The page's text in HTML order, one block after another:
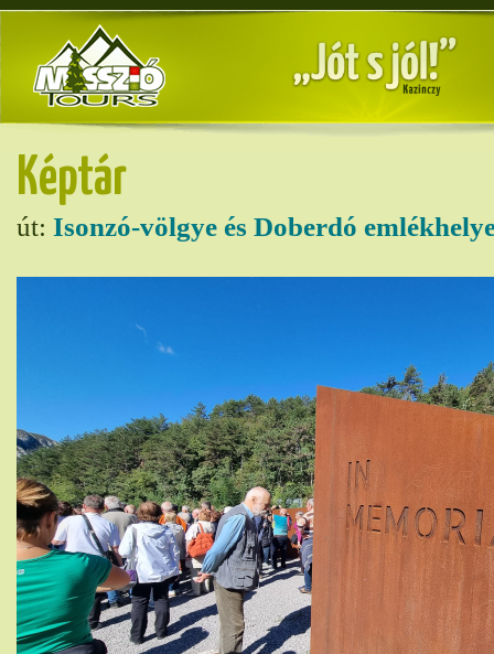
Képtár
út: Isonzó-völgye és Doberdó